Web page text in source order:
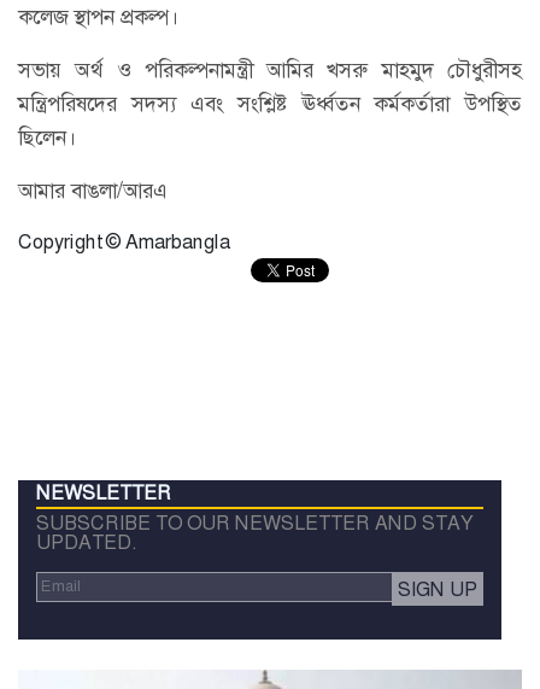
কলেজ স্থাপন প্রকল্প।
সভায় অর্থ ও পরিকল্পনামন্ত্রী আমির খসরু মাহমুদ চৌধুরীসহ
মন্ত্রিপরিষদের সদস্য এবং সংশ্লিষ্ট ঊর্ধ্বতন কর্মকর্তারা উপস্থিত
ছিলেন।
আমার বাঙলা/আরএ
Copyright © Amarbangla
NEWSLETTER
SUBSCRIBE TO OUR NEWSLETTER AND STAY
UPDATED.